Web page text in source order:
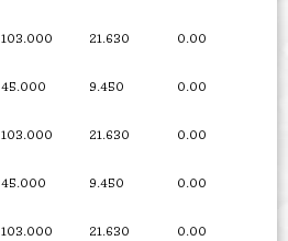
103.000 21.630 0.00
45.000 9.450 0.00
103.000 21.630 0.00
45.000 9.450 0.00
103.000 21.630 0.00